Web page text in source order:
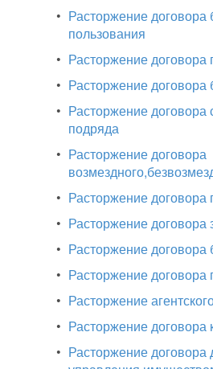
• Расторжение договора
пользования
• Расторжение договора
• Расторжение договора
• Расторжение договора
подряда
• Расторжение договора
• Расторжение договора
• Расторжение договора
• Расторжение договора
• Расторжение договора
• Расторжение
• Расторжение договора
• Расторжение договора